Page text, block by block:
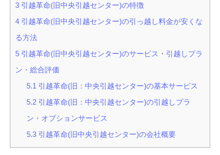
3 引越革命(旧中央引越センター)の特徴
4 引越革命(旧中央引越センター)の引っ越し料金が安くな
る方法
5 引越革命(旧中央引越センター)のサービス・引越しプラ
ン・総合評価
5.1 引越革命(旧：中央引越センター)の基本サービス
5.2引越革命(旧：中央引越センター)の引越しプラ
ン・オプションサービス
5.3引越革命(旧中央引越センター)の会社概要